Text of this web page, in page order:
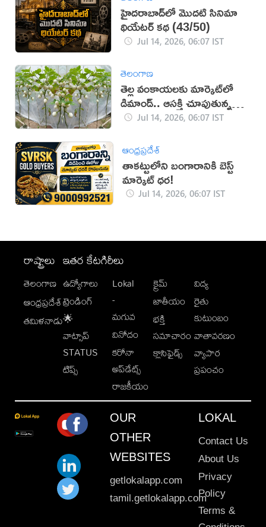
హైదరాబాద్‌లో మొదటి సినిమా
థియేటర్ కథ (43/50)
Jul 14, 2026, 06:07 IST
తెలంగాణ
తెల్ల వంకాయలకు మార్కెట్‌లో
డిమాండ్.. ఆసక్తి చూపుతున్న
రైతులుJul 14, 2026, 06:07 IST
ఆంధ్రప్రదేశ్
తాకట్టులోని బంగారానికి బెస్ట్
మార్కెట్ ధర!
Jul 14, 2026, 06:07 IST
రాష్ట్రాలు
తెలంగాణ
ఆంధ్రప్రదేశ్
తమిళనాడు
ఇతర కేటగిరీలు
ఉద్యోగాలు
ట్రెండింగ్
🌟
వాట్సాప్
STATUS
టిప్స్
Lokal
-
మగువ
వినోదం
కరోనా
అప్‌డేట్స్
రాజకీయం
క్రైమ్
జాతీయం
భక్తి
సమాచారం
క్లాసిఫైడ్స్
విద్య
రైతు
కుటుంబం
వాతావరణం
వ్యాపార
ప్రపంచం
OUR
OTHER
WEBSITES
getlokalapp.com
tamil.getlokalapp.com
LOKAL
Contact Us
About Us
Privacy
Policy
Terms &